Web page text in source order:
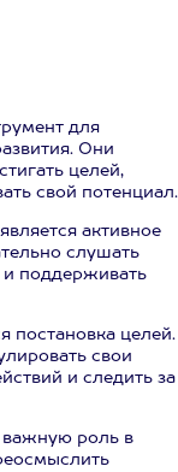
для
Они
целей,
свой потенциал.
активное
слушать
и поддерживать
постановка целей.
свои
и следить за
важную роль в